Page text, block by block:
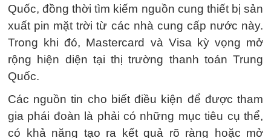
Quốc, đồng thời tìm kiếm nguồn cung thiết bị sản
xuất pin mặt trời từ các nhà cung cấp nước này.
Trong khi đó, Mastercard và Visa kỳ vọng mở
rộng hiện diện tại thị trường thanh toán Trung
Quốc.
Các nguồn tin cho biết điều kiện để được tham
gia phái đoàn là phải có những mục tiêu cụ thể,
có khả năng tạo ra kết quả rõ ràng hoặc mở